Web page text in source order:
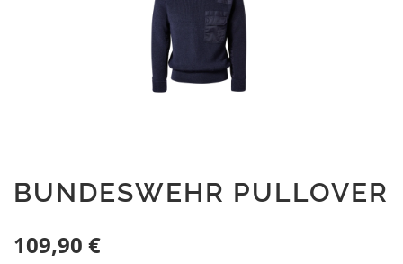
BUNDESWEHR PULLOVER
Regulärer Preis:
109,90 €